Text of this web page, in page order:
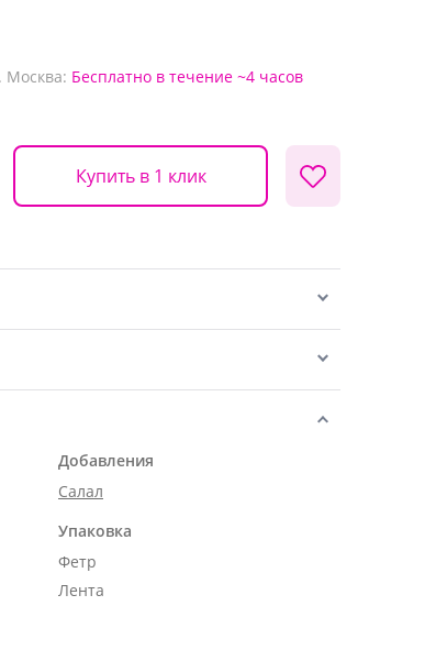
Москва: Бесплатно в течение ~4 часов
Купить в 1 клик
Добавления
Салал
Упаковка
Фетр
Лента